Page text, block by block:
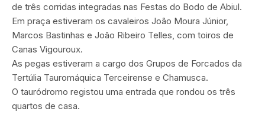
de três corridas integradas nas Festas do Bodo de Abiul.
Em praça estiveram os cavaleiros João Moura Júnior,
Marcos Bastinhas e João Ribeiro Telles, com toiros de
Canas Vigouroux.
As pegas estiveram a cargo dos Grupos de Forcados da
Tertúlia Tauromáquica Terceirense e Chamusca.
O tauródromo registou uma entrada que rondou os três
quartos de casa.